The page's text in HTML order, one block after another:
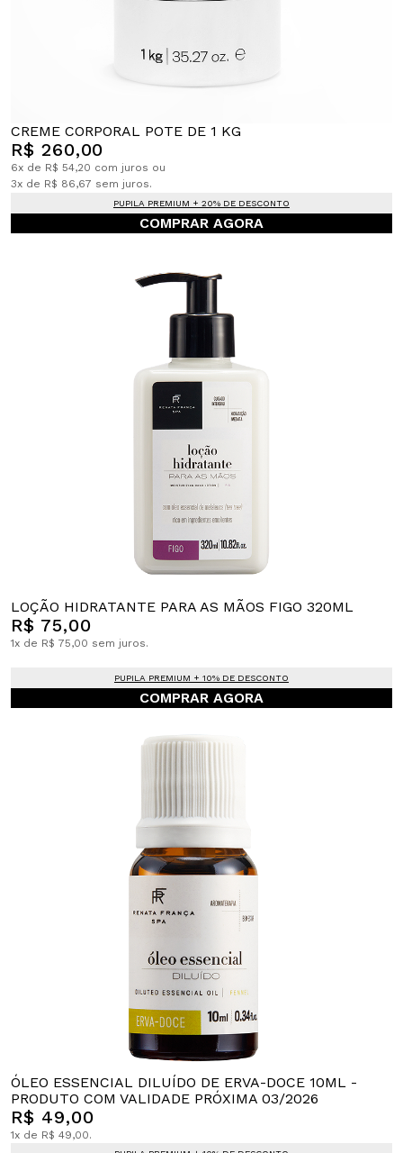
CREME CORPORAL POTE DE 1 KG
R$ 260,00
6x de R$ 54,20 com juros ou
3x de R$ 86,67 sem juros.
PUPILA PREMIUM + 20% DE DESCONTO
COMPRAR AGORA
LOÇÃO HIDRATANTE PARA AS MÃOS FIGO 320ML
R$ 75,00
1x de R$ 75,00 sem juros.
PUPILA PREMIUM + 10% DE DESCONTO
COMPRAR AGORA
ÓLEO ESSENCIAL DILUÍDO DE ERVA-DOCE 10ML -
PRODUTO COM VALIDADE PRÓXIMA 03/2026
R$ 49,00
1x de R$ 49,00.